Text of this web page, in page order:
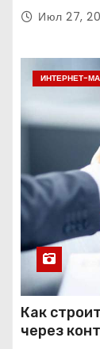
Июл 27,
ИНТЕРНЕТ-
Как
через